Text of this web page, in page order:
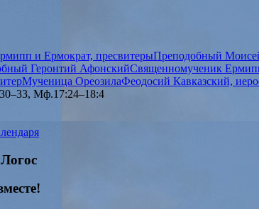
и Ермократ, пресвитерыПреподобный
Геронтий АфонскийСвященномученик
Мученица ОреозилаФеодосий Кавказский,
Мф.17:24–18:4